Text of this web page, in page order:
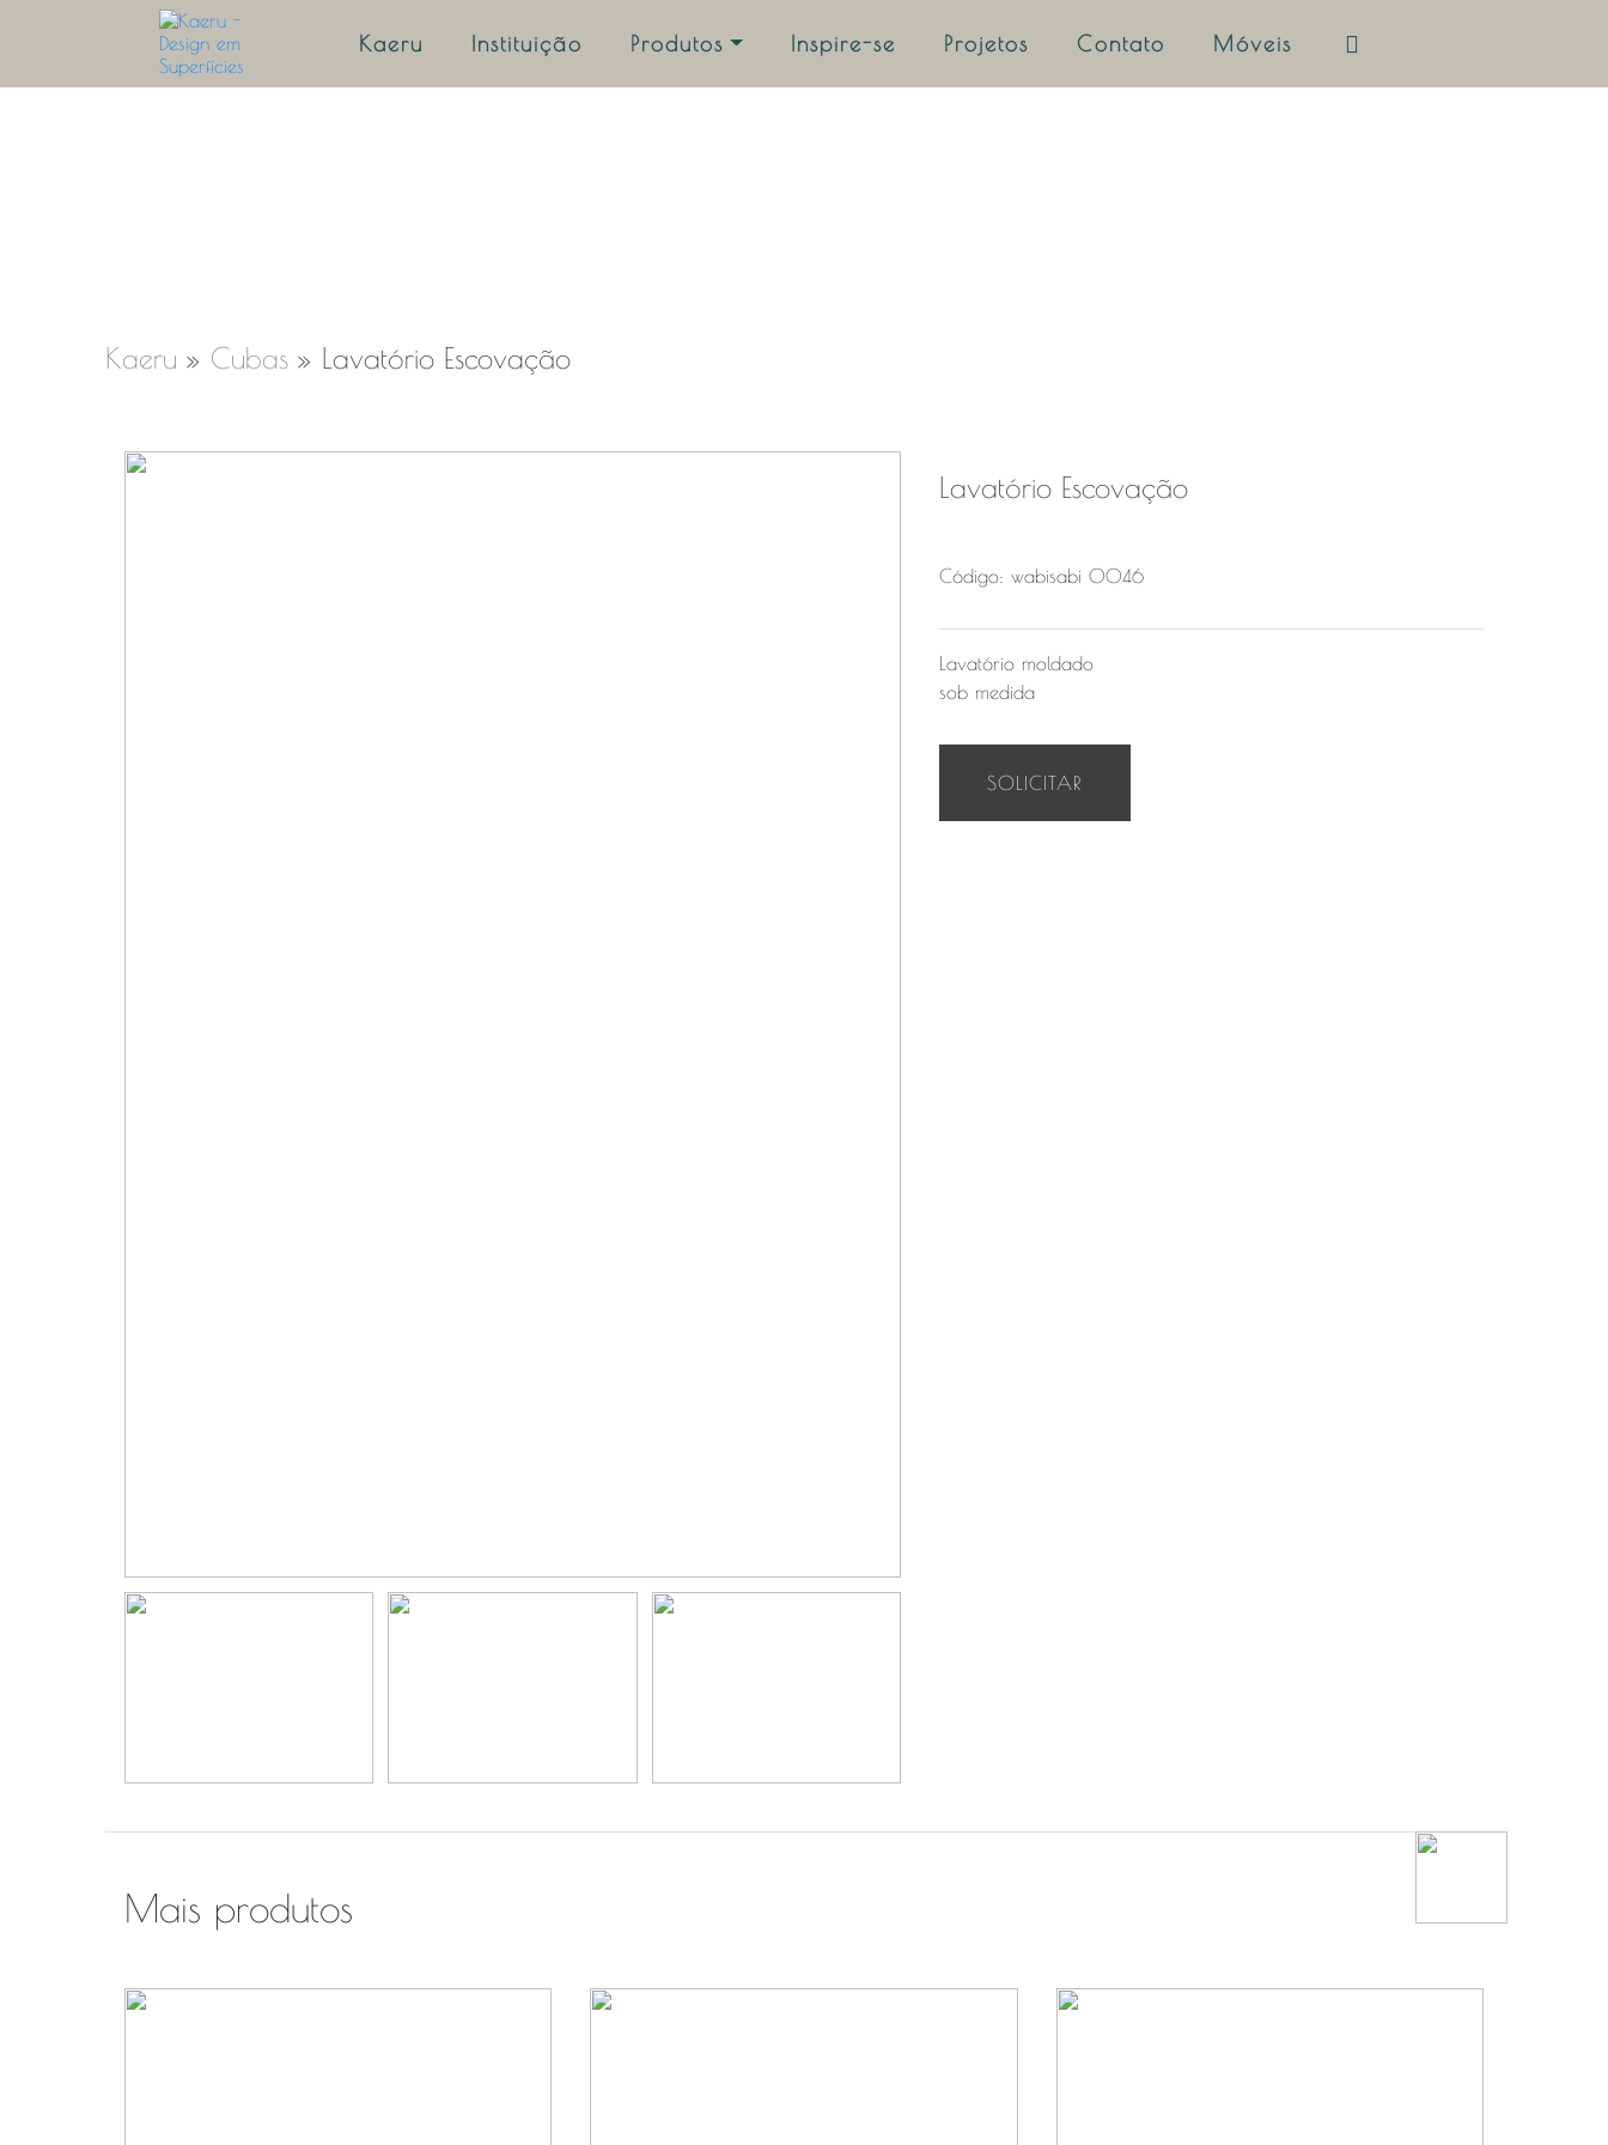
Kaeru Instituição Produtos Inspire-se Projetos Contato Móveis
Kaeru » Cubas » Lavatório Escovação
Lavatório Escovação
Código: wabisabi 0046
Lavatório moldado
sob medida
SOLICITAR
Mais produtos